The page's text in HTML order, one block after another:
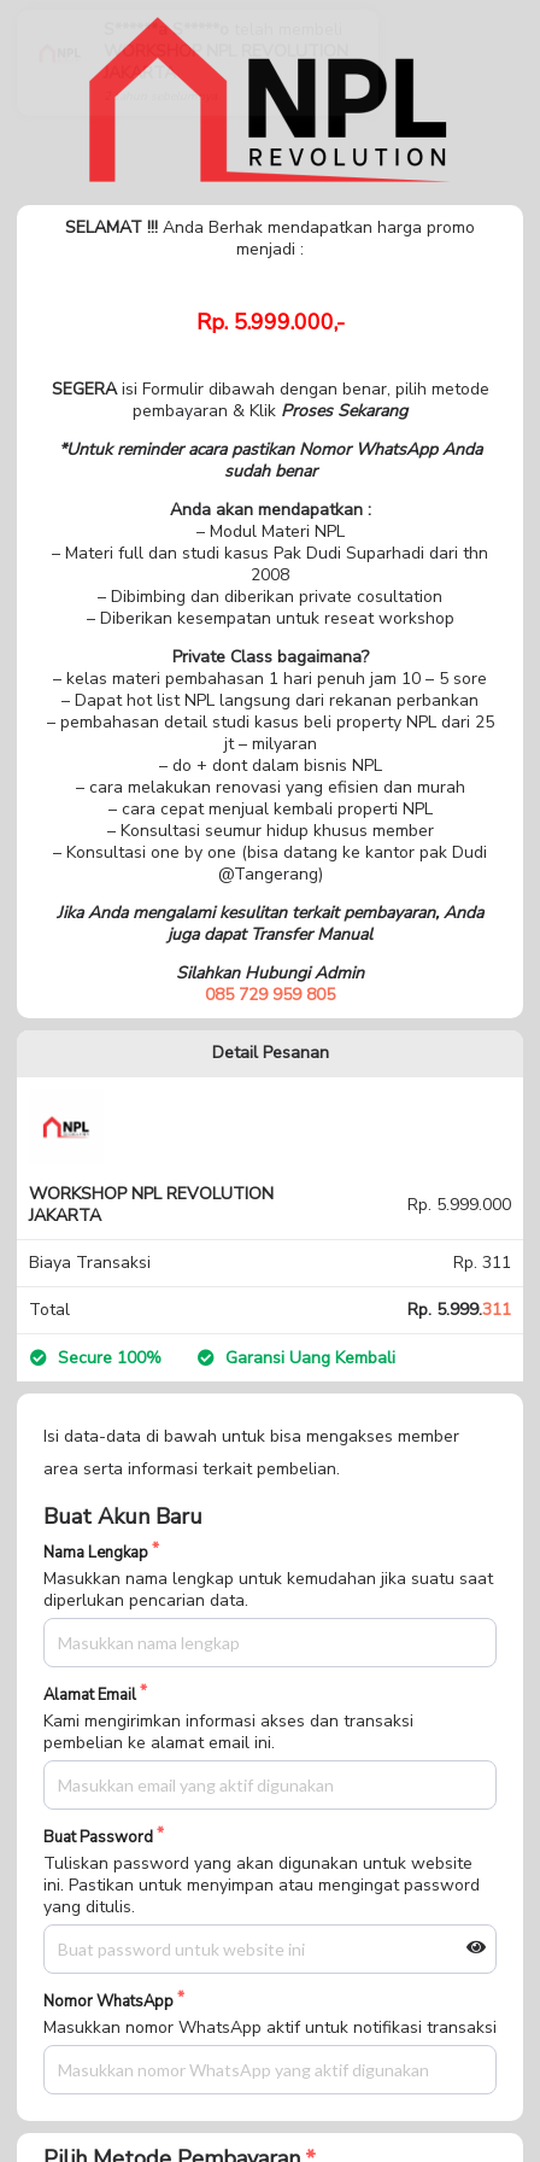
SELAMAT !!! Anda Berhak mendapatkan harga promo
menjadi :
Rp. 5.999.000,-
SEGERAisi Formulir dibawah dengan benar, pilih metode
pembayaran & Klik Proses Sekarang
*Untuk reminder acara pastikan Nomor WhatsApp Anda
sudah benar
Anda akan mendapatkan :
– Modul Materi NPL
– Materi full dan studi kasus Pak Dudi Suparhadi dari thn
2008
– Dibimbing dan diberikan private cosultation
– Diberikan kesempatan untuk reseat workshop
Private Class bagaimana?
– kelas materi pembahasan 1 hari penuh jam 10 – 5 sore
– Dapat hot list NPL langsung dari rekanan perbankan
– pembahasan detail studi kasus beli property NPL dari 25
jt – milyaran
– do + dont dalam bisnis NPL
– cara melakukan renovasi yang efisien dan murah
– cara cepat menjual kembali properti NPL
– Konsultasi seumur hidup khusus member
– Konsultasi one by one (bisa datang ke kantor pak Dudi
@Tangerang)
Jika Anda mengalami kesulitan terkait pembayaran, Anda
juga dapat Transfer Manual
Silahkan Hubungi Admin
085 729 959 805
Detail Pesanan
WORKSHOP NPL REVOLUTION
JAKARTA
Rp. 5.999.000
Biaya Transaksi Rp. 311
Total Rp. 5.999.311
Secure 100% Garansi Uang Kembali
Isi data-data di bawah untuk bisa mengakses member
area serta informasi terkait pembelian.
Buat Akun Baru
Nama Lengkap
Masukkan nama lengkap untuk kemudahan jika suatu saat
diperlukan pencarian data.
Alamat Email
Kami mengirimkan informasi akses dan transaksi
pembelian ke alamat email ini.
Buat Password
Tuliskan password yang akan digunakan untuk website
ini. Pastikan untuk menyimpan atau mengingat password
yang ditulis.
Nomor WhatsApp
Masukkan nomor WhatsApp aktif untuk notifikasi transaksi
S******a S*****o
WORKSHOP NPL REVOLUTION
JAKARTA
2 tahun sebelumnya